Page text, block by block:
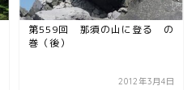
第559回 那須の山に登る の
巻（後）
2012年3月4日